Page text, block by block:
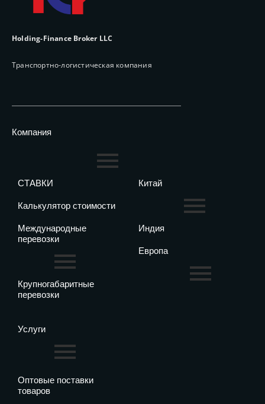
Holding-Finance Broker LLC
Транспортно-логистическая компания
Компания
СТАВКИ
Калькулятор стоимости
Международные
перевозки
Крупногабаритные
перевозки
Китай
Индия
Европа
Услуги
Оптовые поставки
товаров